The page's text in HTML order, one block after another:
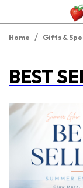
Home / Gifts &
BEST